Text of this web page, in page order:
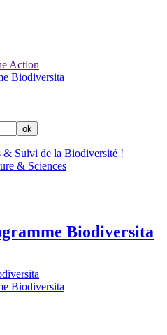
Action
Biodiversita
& Suivi de la Biodiversité !
& Sciences
Biodiversita
Biodiversita